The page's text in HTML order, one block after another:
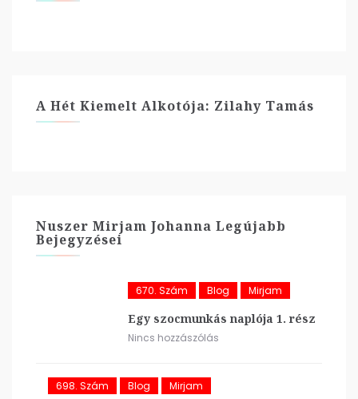
A Hét Kiemelt Alkotója: Zilahy Tamás
Nuszer Mirjam Johanna Legújabb
Bejegyzései
670. Szám Blog Mirjam
Egy szocmunkás naplója 1. rész
Nincs hozzászólás
698. Szám Blog Mirjam